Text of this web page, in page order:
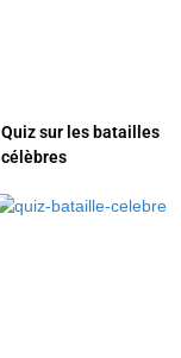
Quiz sur les batailles
célèbres